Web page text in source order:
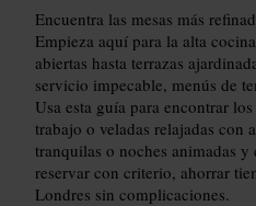
Encuentra las mesas más
Empieza aquí para la alta
abiertas hasta terrazas
servicio impecable, menús de
Usa esta guía para encontrar
trabajo o veladas relajadas con
tranquilas o noches animadas
reservar con criterio, ahorrar
Londres sin complicaciones.